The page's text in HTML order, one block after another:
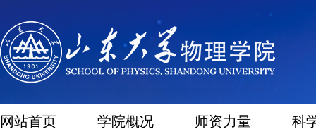
网站首页 学院概况 师资力量 科